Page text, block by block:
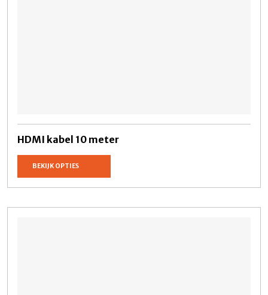
HDMI kabel 10 meter
BEKIJK OPTIES